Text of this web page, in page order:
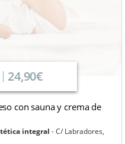
24,90€
con sauna y crema de
integral
C/ Labradores,